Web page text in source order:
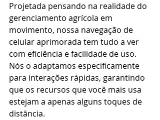
Projetada pensando na realidade do
gerenciamento agrícola em
movimento, nossa navegação de
celular aprimorada tem tudo a ver
com eficiência e facilidade de uso.
Nós o adaptamos especificamente
para interações rápidas, garantindo
que os recursos que você mais usa
estejam a apenas alguns toques de
distância.